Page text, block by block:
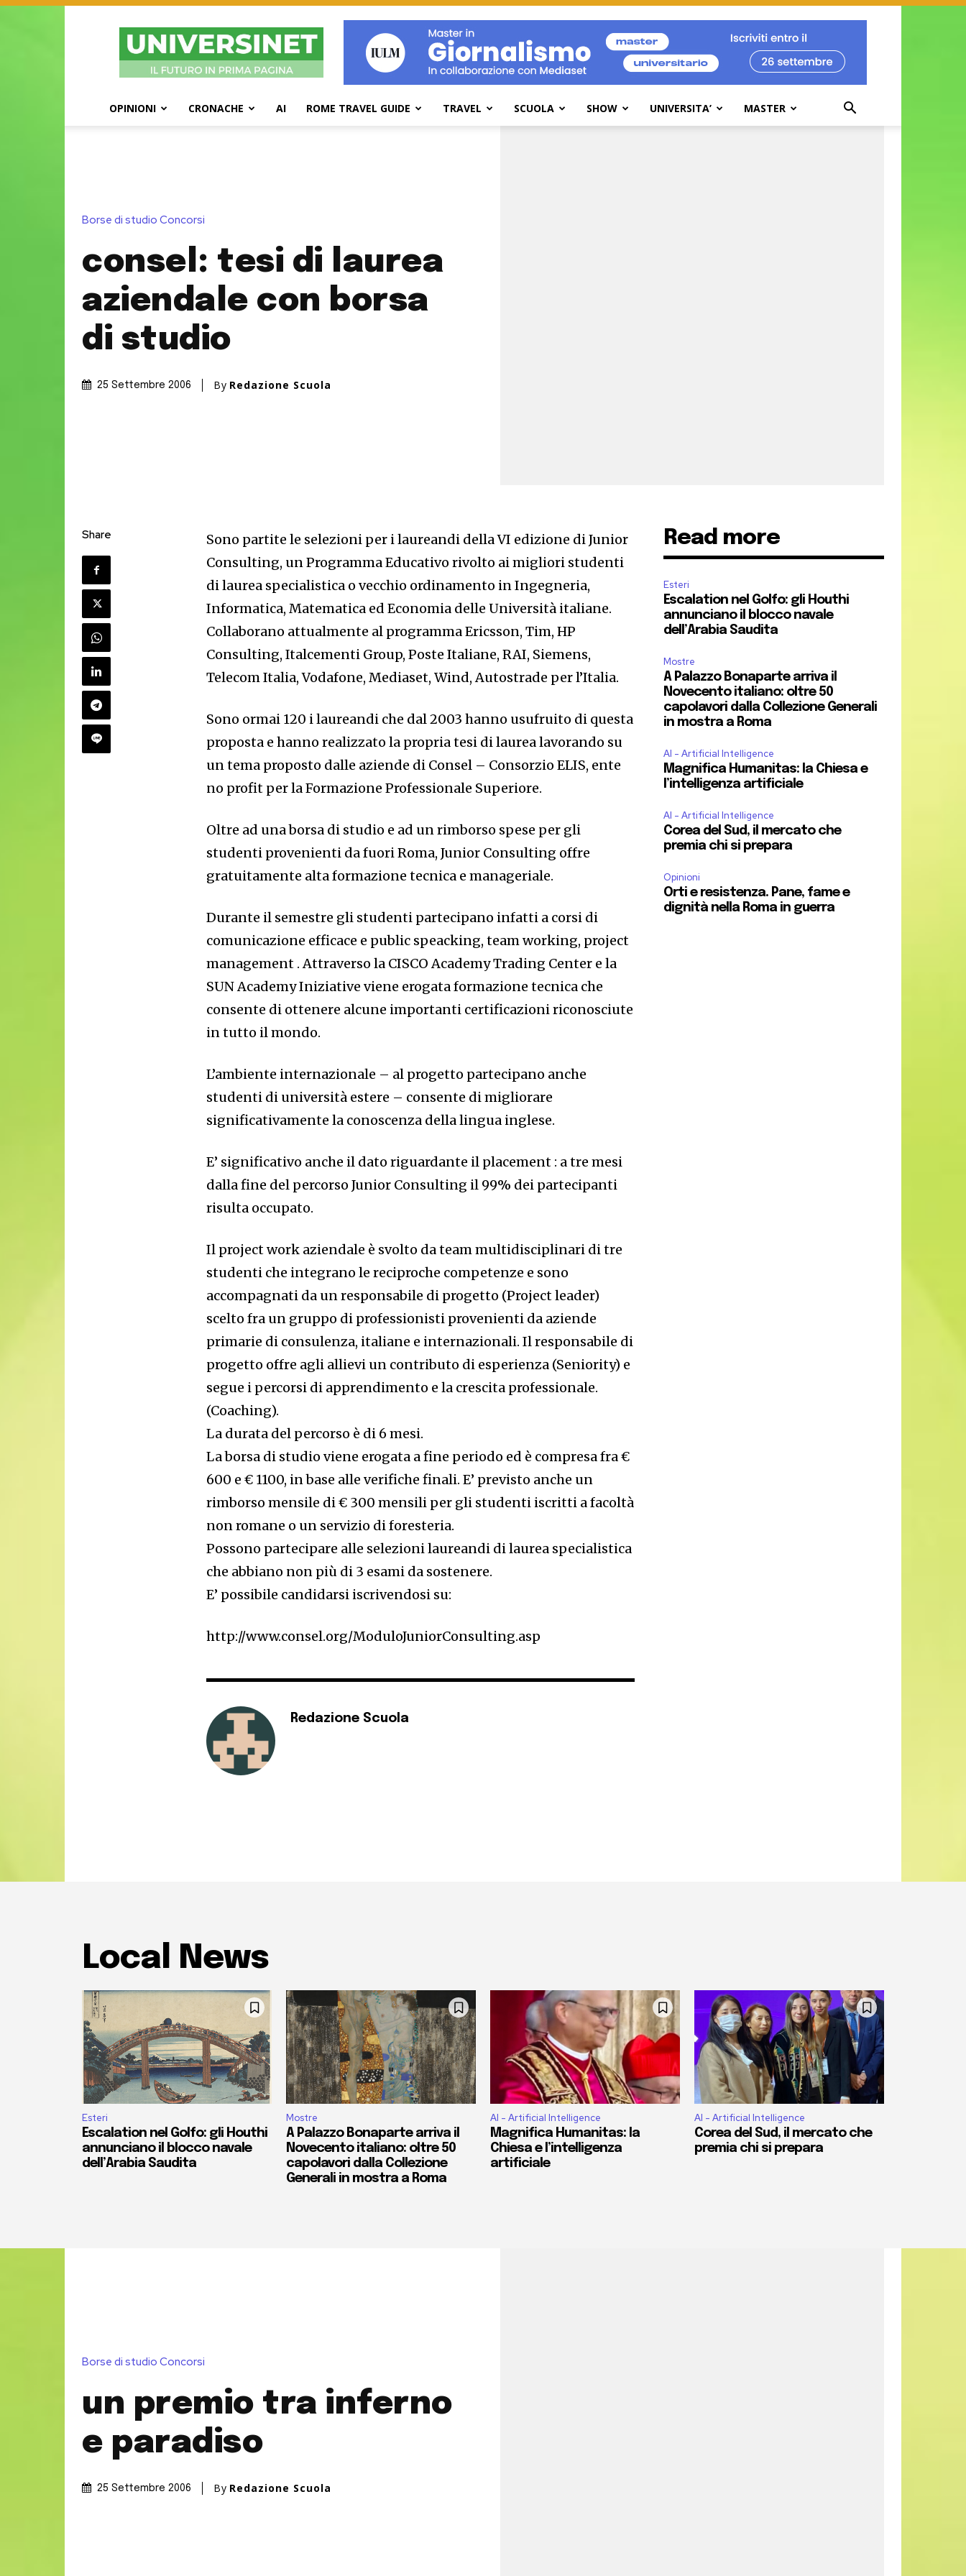
UniversiNet
Magazine
OPINIONI CRONACHE AI ROME TRAVEL GUIDE TRAVEL SCUOLA SHOW UNIVERSITA’ MASTER
Borse di studio Concorsi
consel: tesi di laurea
aziendale con borsa
di studio
25 Settembre 2006 By Redazione Scuola
Share
Sono partite le selezioni per i laureandi della VI edizione di Junior
Consulting, un Programma Educativo rivolto ai migliori studenti
di laurea specialistica o vecchio ordinamento in Ingegneria,
Informatica, Matematica ed Economia delle Università italiane.
Collaborano attualmente al programma Ericsson, Tim, HP
Consulting, Italcementi Group, Poste Italiane, RAI, Siemens,
Telecom Italia, Vodafone, Mediaset, Wind, Autostrade per l’Italia.
Sono ormai 120 i laureandi che dal 2003 hanno usufruito di questa
proposta e hanno realizzato la propria tesi di laurea lavorando su
un tema proposto dalle aziende di Consel – Consorzio ELIS, ente
no profit per la Formazione Professionale Superiore.
Oltre ad una borsa di studio e ad un rimborso spese per gli
studenti provenienti da fuori Roma, Junior Consulting offre
gratuitamente alta formazione tecnica e manageriale.
Durante il semestre gli studenti partecipano infatti a corsi di
comunicazione efficace e public speacking, team working, project
management . Attraverso la CISCO Academy Trading Center e la
SUN Academy Iniziative viene erogata formazione tecnica che
consente di ottenere alcune importanti certificazioni riconosciute
in tutto il mondo.
L’ambiente internazionale – al progetto partecipano anche
studenti di università estere – consente di migliorare
significativamente la conoscenza della lingua inglese.
E’ significativo anche il dato riguardante il placement : a tre mesi
dalla fine del percorso Junior Consulting il 99% dei partecipanti
risulta occupato.
Il project work aziendale è svolto da team multidisciplinari di tre
studenti che integrano le reciproche competenze e sono
accompagnati da un responsabile di progetto (Project leader)
scelto fra un gruppo di professionisti provenienti da aziende
primarie di consulenza, italiane e internazionali. Il responsabile di
progetto offre agli allievi un contributo di esperienza (Seniority) e
segue i percorsi di apprendimento e la crescita professionale.
(Coaching).
La durata del percorso è di 6 mesi.
La borsa di studio viene erogata a fine periodo ed è compresa fra €
600 e € 1100, in base alle verifiche finali. E’ previsto anche un
rimborso mensile di € 300 mensili per gli studenti iscritti a facoltà
non romane o un servizio di foresteria.
Possono partecipare alle selezioni laureandi di laurea specialistica
che abbiano non più di 3 esami da sostenere.
E’ possibile candidarsi iscrivendosi su:
http://www.consel.org/ModuloJuniorConsulting.asp
Redazione Scuola
Read more
Esteri
Escalation nel Golfo: gli Houthi
annunciano il blocco navale
dell’Arabia Saudita
Mostre
A Palazzo Bonaparte arriva il
Novecento italiano: oltre 50
capolavori dalla Collezione Generali
in mostra a Roma
AI - Artificial Intelligence
Magnifica Humanitas: la Chiesa e
l’intelligenza artificiale
AI - Artificial Intelligence
Corea del Sud, il mercato che
premia chi si prepara
Opinioni
Orti e resistenza. Pane, fame e
dignità nella Roma in guerra
Local News
Esteri
Escalation nel Golfo: gli Houthi
annunciano il blocco navale
dell’Arabia Saudita
Mostre
A Palazzo Bonaparte arriva il
Novecento italiano: oltre 50
capolavori dalla Collezione
Generali in mostra a Roma
AI - Artificial Intelligence
Magnifica Humanitas: la
Chiesa e l’intelligenza
artificiale
AI - Artificial Intelligence
Corea del Sud, il mercato che
premia chi si prepara